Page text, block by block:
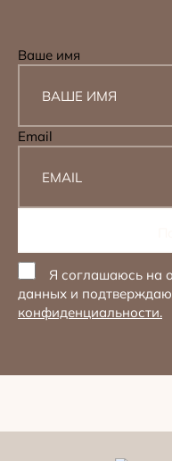
Ваше имя
Email
Я соглашаюсь на
данных и
конфиденциальности.